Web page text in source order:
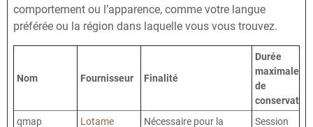
comportement ou l’apparence, comme votre langue
préférée ou la région dans laquelle vous vous trouvez.
Nom Fournisseur Finalité
Durée
maximale
de
conservation
qmap
Lotame
Nécessaire pour la
Session